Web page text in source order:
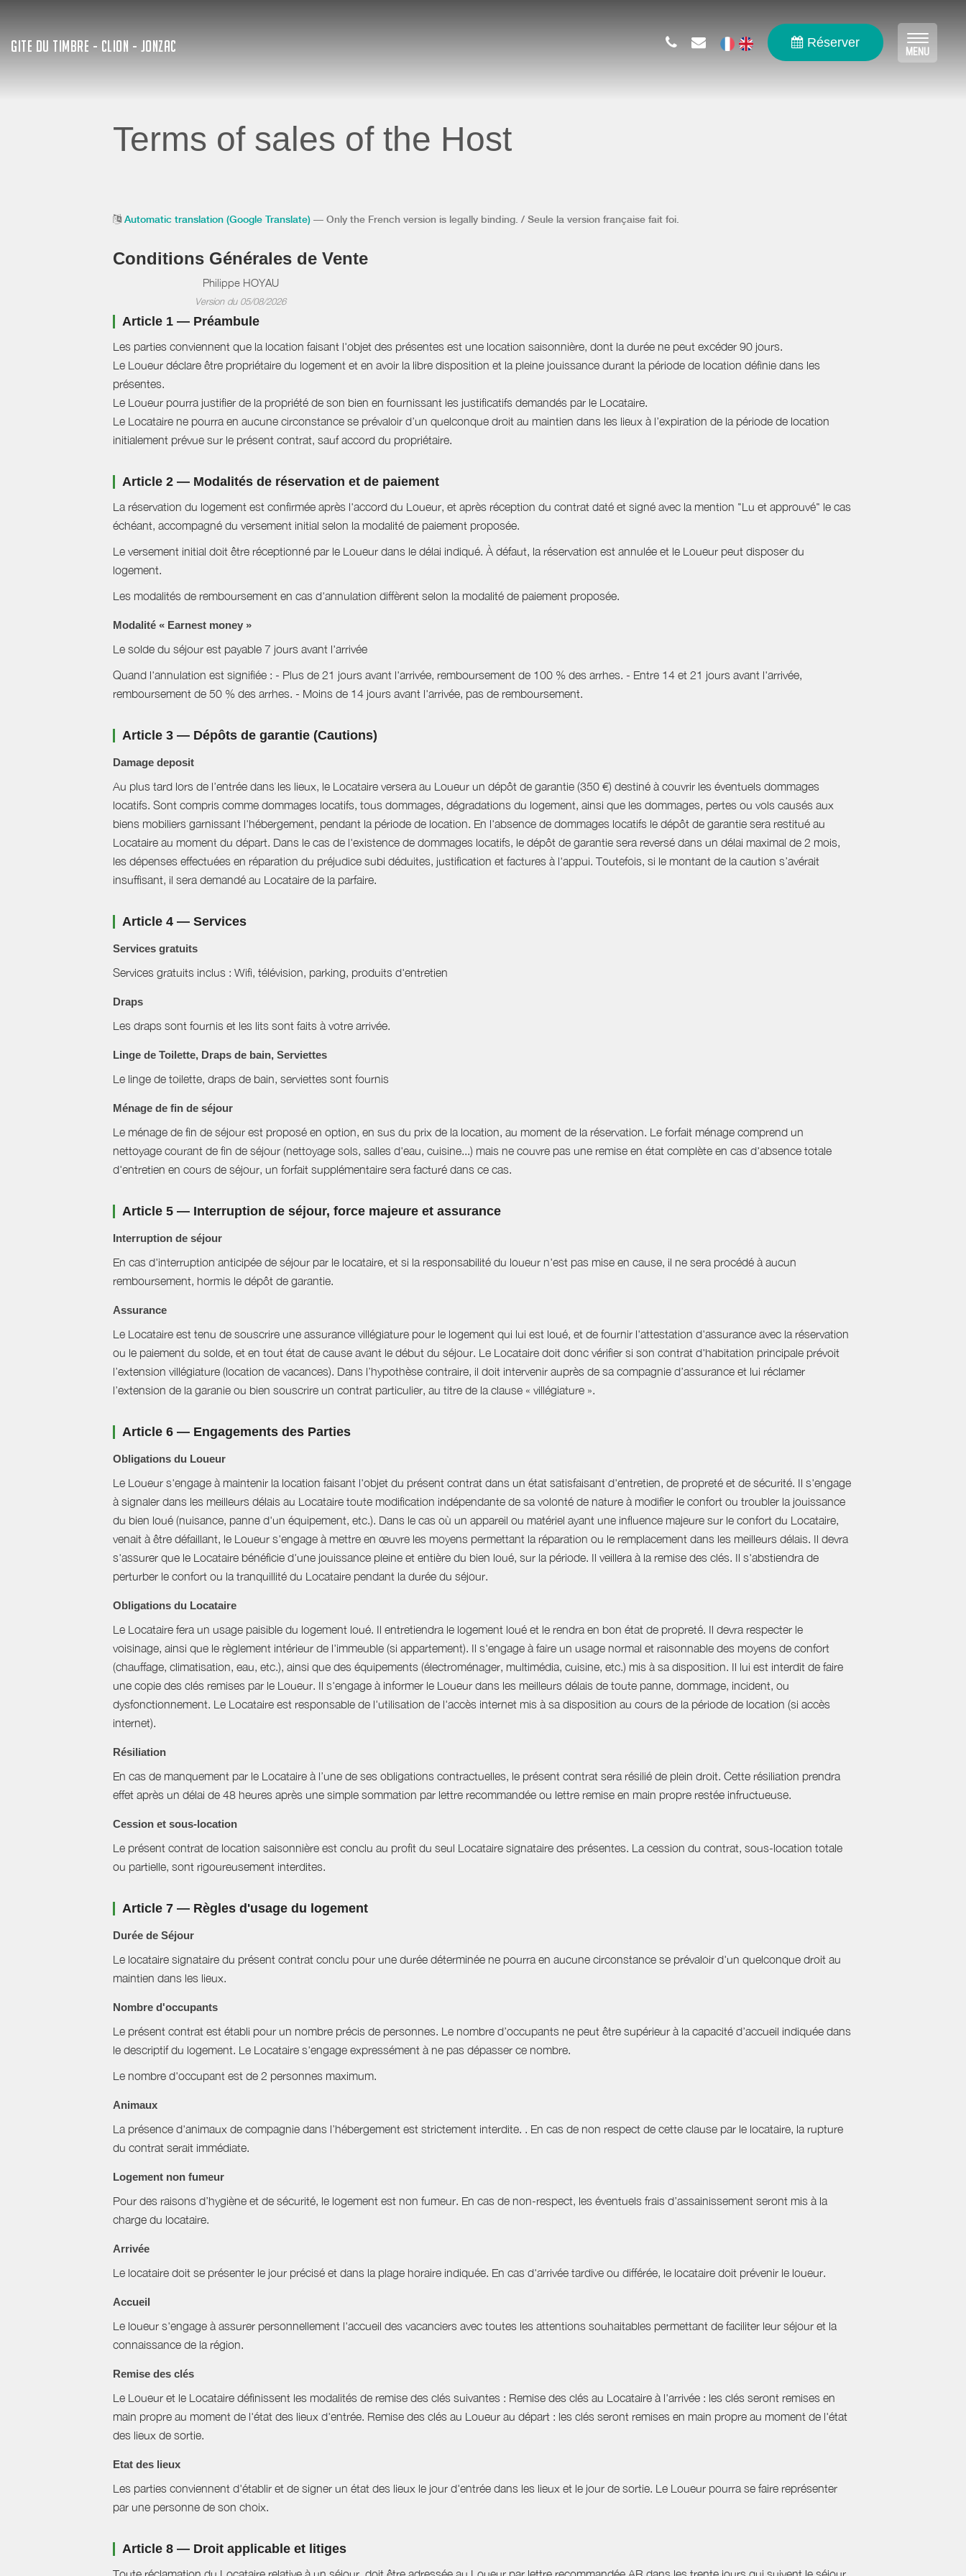
GITE DU TIMBRE - CLION - JONZAC Réserver
Toggle
MENU
Terms of sales of the Host
Automatic translation (Google Translate) — Only the French version is legally binding. / Seule la version française fait foi.
Conditions Générales de Vente
Philippe HOYAU
Version du 05/08/2026
Article 1 — Préambule
Les parties conviennent que la location faisant l'objet des présentes est une location saisonnière, dont la durée ne peut excéder 90 jours.
Le Loueur déclare être propriétaire du logement et en avoir la libre disposition et la pleine jouissance durant la période de location définie dans les
présentes.
Le Loueur pourra justifier de la propriété de son bien en fournissant les justificatifs demandés par le Locataire.
Le Locataire ne pourra en aucune circonstance se prévaloir d’un quelconque droit au maintien dans les lieux à l’expiration de la période de location
initialement prévue sur le présent contrat, sauf accord du propriétaire.
Article 2 — Modalités de réservation et de paiement
La réservation du logement est confirmée après l'accord du Loueur, et après réception du contrat daté et signé avec la mention "Lu et approuvé" le cas
échéant, accompagné du versement initial selon la modalité de paiement proposée.
Le versement initial doit être réceptionné par le Loueur dans le délai indiqué. À défaut, la réservation est annulée et le Loueur peut disposer du
logement.
Les modalités de remboursement en cas d'annulation diffèrent selon la modalité de paiement proposée.
Modalité « Earnest money »
Le solde du séjour est payable 7 jours avant l'arrivée
Quand l'annulation est signifiée : - Plus de 21 jours avant l'arrivée, remboursement de 100 % des arrhes. - Entre 14 et 21 jours avant l'arrivée,
remboursement de 50 % des arrhes. - Moins de 14 jours avant l'arrivée, pas de remboursement.
Article 3 — Dépôts de garantie (Cautions)
Damage deposit
Au plus tard lors de l’entrée dans les lieux, le Locataire versera au Loueur un dépôt de garantie (350 €) destiné à couvrir les éventuels dommages
locatifs. Sont compris comme dommages locatifs, tous dommages, dégradations du logement, ainsi que les dommages, pertes ou vols causés aux
biens mobiliers garnissant l'hébergement, pendant la période de location. En l'absence de dommages locatifs le dépôt de garantie sera restitué au
Locataire au moment du départ. Dans le cas de l'existence de dommages locatifs, le dépôt de garantie sera reversé dans un délai maximal de 2 mois,
les dépenses effectuées en réparation du préjudice subi déduites, justification et factures à l'appui. Toutefois, si le montant de la caution s’avérait
insuffisant, il sera demandé au Locataire de la parfaire.
Article 4 — Services
Services gratuits
Services gratuits inclus : Wifi, télévision, parking, produits d'entretien
Draps
Les draps sont fournis et les lits sont faits à votre arrivée.
Linge de Toilette, Draps de bain, Serviettes
Le linge de toilette, draps de bain, serviettes sont fournis
Ménage de fin de séjour
Le ménage de fin de séjour est proposé en option, en sus du prix de la location, au moment de la réservation. Le forfait ménage comprend un
nettoyage courant de fin de séjour (nettoyage sols, salles d'eau, cuisine...) mais ne couvre pas une remise en état complète en cas d'absence totale
d'entretien en cours de séjour, un forfait supplémentaire sera facturé dans ce cas.
Article 5 — Interruption de séjour, force majeure et assurance
Interruption de séjour
En cas d'interruption anticipée de séjour par le locataire, et si la responsabilité du loueur n'est pas mise en cause, il ne sera procédé à aucun
remboursement, hormis le dépôt de garantie.
Assurance
Le Locataire est tenu de souscrire une assurance villégiature pour le logement qui lui est loué, et de fournir l'attestation d'assurance avec la réservation
ou le paiement du solde, et en tout état de cause avant le début du séjour. Le Locataire doit donc vérifier si son contrat d'habitation principale prévoit
l’extension villégiature (location de vacances). Dans l’hypothèse contraire, il doit intervenir auprès de sa compagnie d’assurance et lui réclamer
l’extension de la garanie ou bien souscrire un contrat particulier, au titre de la clause « villégiature ».
Article 6 — Engagements des Parties
Obligations du Loueur
Le Loueur s'engage à maintenir la location faisant l'objet du présent contrat dans un état satisfaisant d'entretien, de propreté et de sécurité. Il s'engage
à signaler dans les meilleurs délais au Locataire toute modification indépendante de sa volonté de nature à modifier le confort ou troubler la jouissance
du bien loué (nuisance, panne d'un équipement, etc.). Dans le cas où un appareil ou matériel ayant une influence majeure sur le confort du Locataire,
venait à être défaillant, le Loueur s'engage à mettre en œuvre les moyens permettant la réparation ou le remplacement dans les meilleurs délais. Il devra
s'assurer que le Locataire bénéficie d'une jouissance pleine et entière du bien loué, sur la période. Il veillera à la remise des clés. Il s'abstiendra de
perturber le confort ou la tranquillité du Locataire pendant la durée du séjour.
Obligations du Locataire
Le Locataire fera un usage paisible du logement loué. Il entretiendra le logement loué et le rendra en bon état de propreté. Il devra respecter le
voisinage, ainsi que le règlement intérieur de l'immeuble (si appartement). Il s'engage à faire un usage normal et raisonnable des moyens de confort
(chauffage, climatisation, eau, etc.), ainsi que des équipements (électroménager, multimédia, cuisine, etc.) mis à sa disposition. Il lui est interdit de faire
une copie des clés remises par le Loueur. Il s'engage à informer le Loueur dans les meilleurs délais de toute panne, dommage, incident, ou
dysfonctionnement. Le Locataire est responsable de l'utilisation de l'accès internet mis à sa disposition au cours de la période de location (si accès
internet).
Résiliation
En cas de manquement par le Locataire à l’une de ses obligations contractuelles, le présent contrat sera résilié de plein droit. Cette résiliation prendra
effet après un délai de 48 heures après une simple sommation par lettre recommandée ou lettre remise en main propre restée infructueuse.
Cession et sous-location
Le présent contrat de location saisonnière est conclu au profit du seul Locataire signataire des présentes. La cession du contrat, sous-location totale
ou partielle, sont rigoureusement interdites.
Article 7 — Règles d'usage du logement
Durée de Séjour
Le locataire signataire du présent contrat conclu pour une durée déterminée ne pourra en aucune circonstance se prévaloir d'un quelconque droit au
maintien dans les lieux.
Nombre d'occupants
Le présent contrat est établi pour un nombre précis de personnes. Le nombre d’occupants ne peut être supérieur à la capacité d’accueil indiquée dans
le descriptif du logement. Le Locataire s'engage expressément à ne pas dépasser ce nombre.
Le nombre d'occupant est de 2 personnes maximum.
Animaux
La présence d'animaux de compagnie dans l’hébergement est strictement interdite. . En cas de non respect de cette clause par le locataire, la rupture
du contrat serait immédiate.
Logement non fumeur
Pour des raisons d’hygiène et de sécurité, le logement est non fumeur. En cas de non-respect, les éventuels frais d’assainissement seront mis à la
charge du locataire.
Arrivée
Le locataire doit se présenter le jour précisé et dans la plage horaire indiquée. En cas d'arrivée tardive ou différée, le locataire doit prévenir le loueur.
Accueil
Le loueur s'engage à assurer personnellement l'accueil des vacanciers avec toutes les attentions souhaitables permettant de faciliter leur séjour et la
connaissance de la région.
Remise des clés
Le Loueur et le Locataire définissent les modalités de remise des clés suivantes : Remise des clés au Locataire à l'arrivée : les clés seront remises en
main propre au moment de l'état des lieux d'entrée. Remise des clés au Loueur au départ : les clés seront remises en main propre au moment de l'état
des lieux de sortie.
Etat des lieux
Les parties conviennent d'établir et de signer un état des lieux le jour d'entrée dans les lieux et le jour de sortie. Le Loueur pourra se faire représenter
par une personne de son choix.
Article 8 — Droit applicable et litiges